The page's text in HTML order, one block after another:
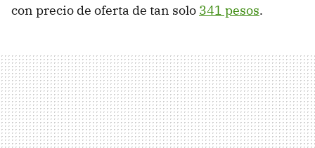
con precio de oferta de tan solo 341 pesos.